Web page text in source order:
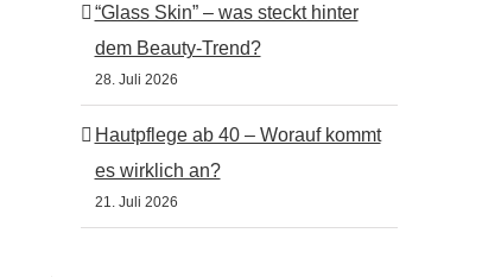
“Glass Skin” – was steckt hinter
dem Beauty-Trend?
28. Juli 2026
Hautpflege ab 40 – Worauf kommt
es wirklich an?
21. Juli 2026